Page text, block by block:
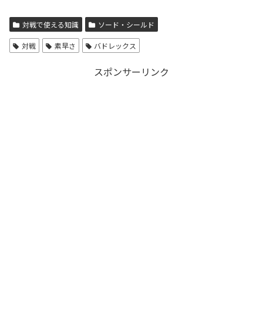
対戦で使える知識 ソード・シールド
対戦 素早さ バドレックス
スポンサーリンク